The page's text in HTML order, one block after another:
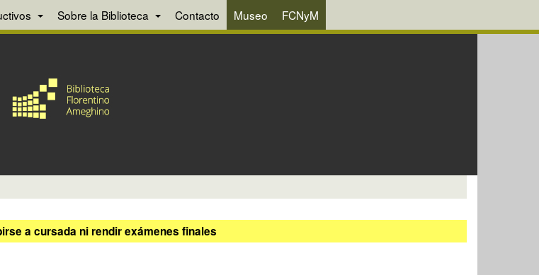
Sobre la Biblioteca Contacto Museo FCNyM
a cursada ni rendir exámenes finales